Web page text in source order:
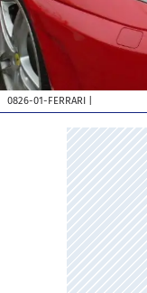
0826-01-FERRARI